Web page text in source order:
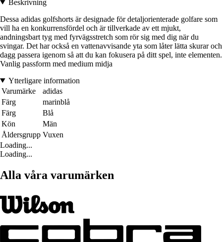
Beskrivning
Dessa adidas golfshorts är designade för detaljorienterade golfare som
vill ha en konkurrensfördel och är tillverkade av ett mjukt,
andningsbart tyg med fyrvägsstretch som rör sig med dig när du
svingar. Det har också en vattenavvisande yta som låter lätta skurar och
dagg passera igenom så att du kan fokusera på ditt spel, inte elementen.
Vanlig passform med medium midja
Ytterligare information
Varumärke
adidas
Färg
marinblå
Färg
Blå
Kön
Män
Åldersgrupp Vuxen
Loading...
Loading...
Alla våra varumärken